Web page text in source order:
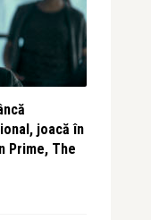
joacă în
Prime, The